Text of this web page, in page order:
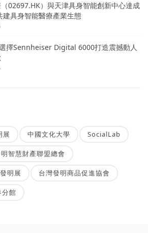
02697.HK）與天津具身智能創新中心達成
建具身智能醫療產業生態
擇Sennheiser Digital 6000打造震撼動人
展 中國文化大學 SocialLab
智慧財產聯盟總會
明展 台灣發明商品促進協會
分館